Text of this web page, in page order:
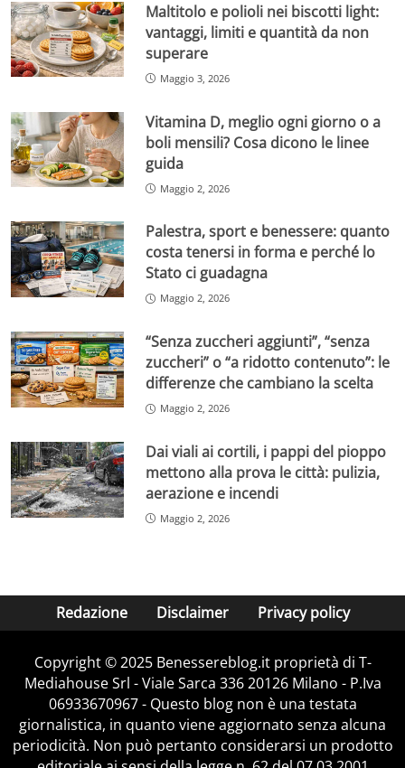
Maltitolo e polioli nei biscotti light:
vantaggi, limiti e quantità da non
superare
Maggio 3, 2026
Vitamina D, meglio ogni giorno o a
boli mensili? Cosa dicono le linee
guida
Maggio 2, 2026
Palestra, sport e benessere: quanto
costa tenersi in forma e perché lo
Stato ci guadagna
Maggio 2, 2026
“Senza zuccheri aggiunti”, “senza
zuccheri” o “a ridotto contenuto”: le
differenze che cambiano la scelta
Maggio 2, 2026
Dai viali ai cortili, i pappi del pioppo
mettono alla prova le città: pulizia,
aerazione e incendi
Maggio 2, 2026
Redazione Disclaimer Privacy policy
Copyright © 2025 Benessereblog.it proprietà di T-
Mediahouse Srl - Viale Sarca 336 20126 Milano - P.Iva
06933670967 - Questo blog non è una testata
giornalistica, in quanto viene aggiornato senza alcuna
periodicità. Non può pertanto considerarsi un prodotto